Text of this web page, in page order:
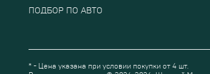
ПОДБОР ПО АВТО
* - Цена указана при условии покупки от 4 шт.